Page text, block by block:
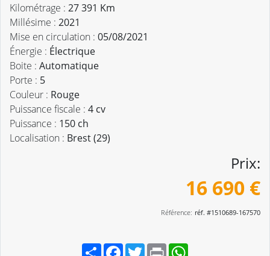
Kilométrage : 27 391 Km
Millésime : 2021
Mise en circulation : 05/08/2021
Énergie : Électrique
Boite : Automatique
Porte : 5
Couleur : Rouge
Puissance fiscale : 4 cv
Puissance : 150 ch
Localisation : Brest (29)
Prix:
16 690 €
Référence: réf. #1510689-167570
PartagerFacebook
TwitterPrint